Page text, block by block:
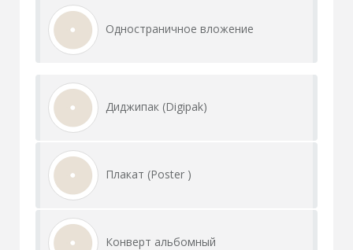
Одностраничное вложение
Диджипак (Digipak)
Плакат (Poster )
Конверт альбомный